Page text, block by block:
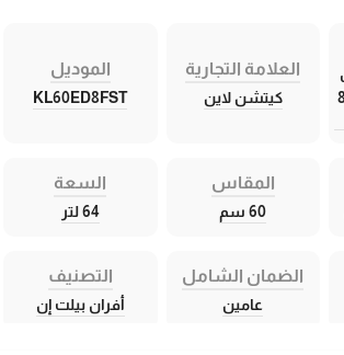
ان 60 سم كهرباء – 8
العلامة التجارية
كيتشن لاين
الموديل
KL60ED8FST
المقاس
60 سم
السعة
64 لتر
الضمان الشامل
عامين
التصنيف
أفران بيلت إن